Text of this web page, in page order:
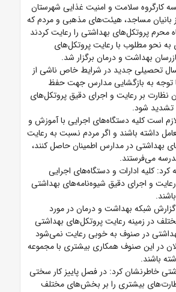
کارگروه سلامت و امنیت غذایی شهرستان
مساجد، هیئت‌های مذهبی و مردم که
محرم پروتکل‌های بهداشتی را رعایت کردند
نحو مطلوب با رعایت پروتکل‌های
بهداشت و درمان برگزار شد.
سال تحصیلی جدید در شرایط خاص ناشی از
توجه به بازگشایی مدارس جهت حفظ
نظارت بر رعایت و اجرای دقیق پروتکل‌های
تشدید شود.
است کلیه دستگاه‌های اجرایی با آموزش و
داشته باشند و اگر مردم نسبت به رعایت
بهداشتی در مدارس اطمینان حاصل کنند،
می‌فرستند.
کرد: کلیه ادارات و دستگاه‌های اجرایی
و اجرای دقیق شیوه‌نامه‌های بهداشتی
گزارش شبکه بهداشت و درمان در مورد
در زمینه رعایت پروتکل‌های بهداشتی
در صنوف به خوبی رعایت نمی‌شود
در این صنوف همکاری بیشتری با مجموعه
باشند.
خاطرنشان کرد: در فصل پاییز کار سختی
بیشتری را بر بخش‌های مختلف